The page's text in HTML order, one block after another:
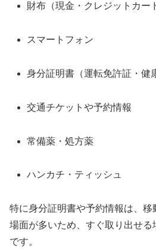
財布（現金・クレジットカー
スマートフォン
身分証明書（運転免許証・健
交通チケットや予約情報
常備薬・処方薬
ハンカチ・ティッシュ
特に身分証明書や予約情報は、移
場面が多いため、すぐ取り出せ
です。